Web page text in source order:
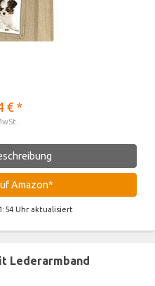
€ *
Amazon*
Uhr aktualisiert
Lederarmband